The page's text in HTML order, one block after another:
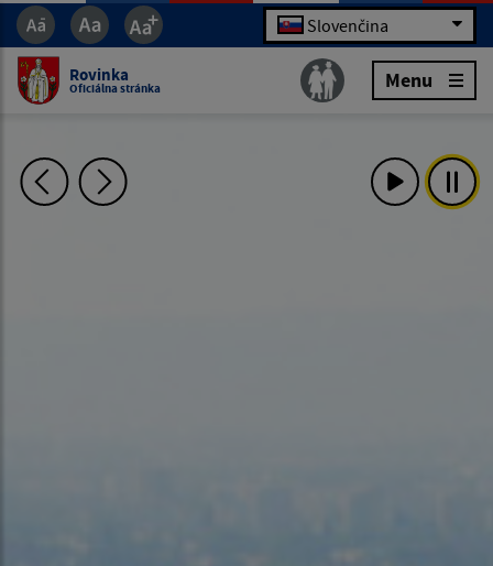
Slovenčina
Rovinka
Oficiálna stránka Menu